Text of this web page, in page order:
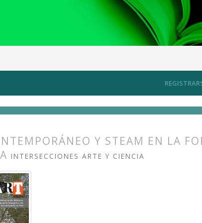
la universidad Artículos
Y STEAM EN LA
INTERSECCIONES ARTE Y CIENCIA